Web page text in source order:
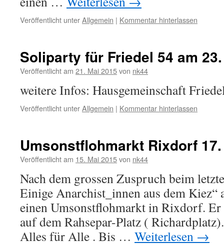
Veröffentlicht unterAllgemein | Kommentar hinterlassen
Soliparty für Friedel 54 am
Veröffentlicht am 21. Mai 2015von nk44
weitere Infos: Hausgemeinschaft
Veröffentlicht unterAllgemein | Kommentar hinterlassen
Umsonstflohmarkt Rixdorf
Veröffentlicht am 15. Mai 2015von nk44
Nach dem grossen Zuspruch beim
Einige Anarchist_innen aus dem Kiez“
einen Umsonstflohmarkt in Rixdorf.
auf dem Rahsepar-Platz (
Alles für Alle . Bis … Weiterlesen →